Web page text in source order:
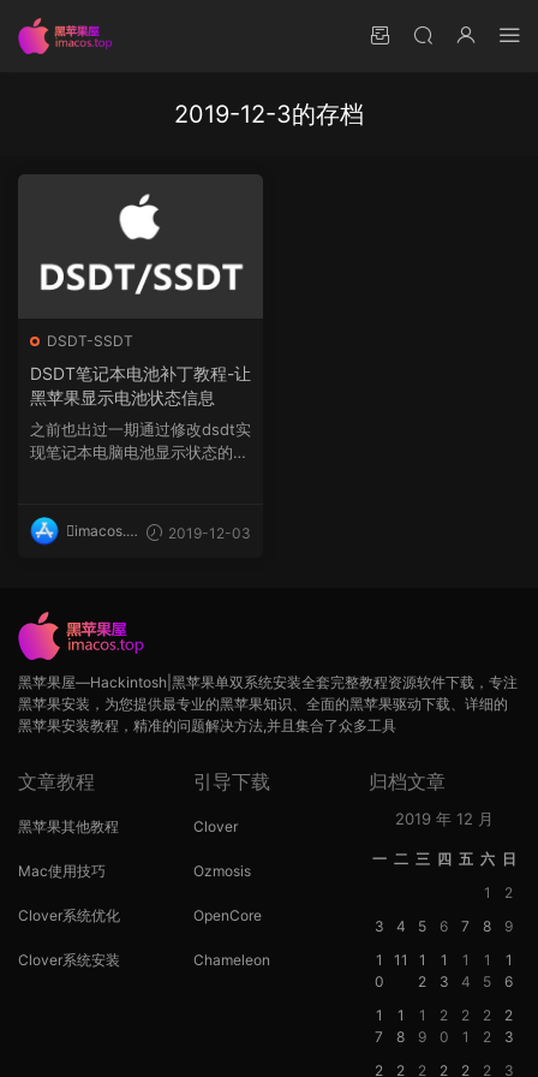
2019-12-3的存档
DSDT-SSDT
DSDT笔记本电池补丁教程-让
黑苹果显示电池状态信息
之前也出过一期通过修改dsdt实
现笔记本电脑电池显示状态的信
imacos.t
2019-12-03
黑苹果屋—Hackintosh|黑苹果单双系统安装全套完整教程资源软件下载，专注
黑苹果安装，为您提供最专业的黑苹果知识、全面的黑苹果驱动下载、详细的
黑苹果安装教程，精准的问题解决方法,并且集合了众多工具
文章教程
黑苹果其他教程
Mac使用技巧
Clover系统优化
Clover系统安装
引导下载
Clover
Ozmosis
OpenCore
Chameleon
归档文章
2019 年 12 月
一 二 三 四 五 六 日
1
2
3
4 5 6 7 8
9
1
0
11
1
2
1
3
1
4
1
5
1
6
1
7
1
8
1
9
2
0
2
1
2
2
2
3
2
2 2 2 2 2 3